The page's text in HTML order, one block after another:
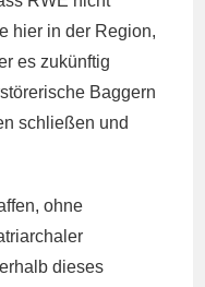
hier in der Region,
es zukünftig
Baggern
schließen und
ohne
dieses